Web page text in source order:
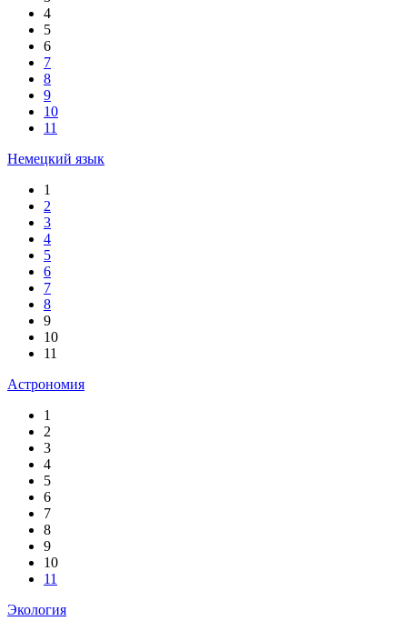
4
5
6
7
8
9
10
11
Немецкий язык
1
2
3
4
5
6
7
8
9
10
11
Астрономия
1
2
3
4
5
6
7
8
9
10
11
Экология